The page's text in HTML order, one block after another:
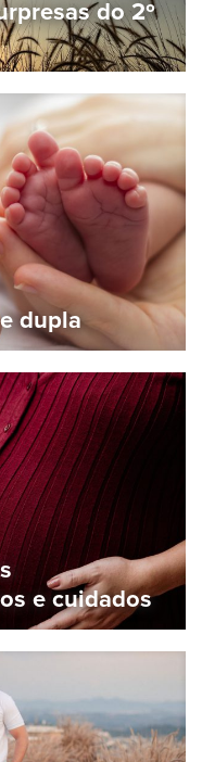
do 2º
dupla
e cuidados